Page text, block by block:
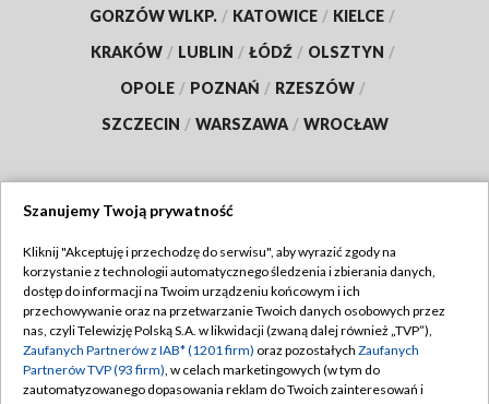
GORZÓW WLKP. / KATOWICE / KIELCE /
KRAKÓW / LUBLIN / ŁÓDŹ / OLSZTYN /
OPOLE / POZNAŃ / RZESZÓW /
SZCZECIN / WARSZAWA / WROCŁAW
TVP
Abonament TVP
Emisja w TVP
Centrum informacji TVP
Regulamin TVP
Polityka prywatności
Moje zgody
Szanujemy Twoją prywatność
Kliknij "Akceptuję i przechodzę do serwisu", aby wyrazić zgody na
korzystanie z technologii automatycznego śledzenia i zbierania danych,
dostęp do informacji na Twoim urządzeniu końcowym i ich
przechowywanie oraz na przetwarzanie Twoich danych osobowych przez
nas, czyli Telewizję Polską S.A. w likwidacji (zwaną dalej również „TVP”),
Zaufanych Partnerów z IAB* (1201 firm) oraz pozostałych Zaufanych
Partnerów TVP (93 firm), w celach marketingowych (w tym do
zautomatyzowanego dopasowania reklam do Twoich zainteresowań i